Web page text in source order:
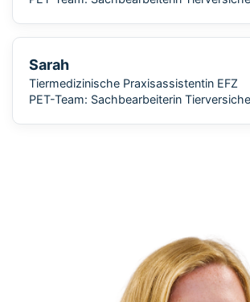
Sarah
Tiermedizinische Praxisassistentin EFZ
PET-Team: Sachbearbeiterin